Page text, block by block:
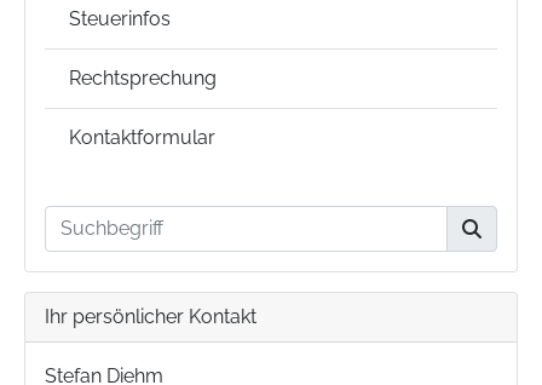
Steuerinfos
Rechtsprechung
Kontaktformular
Ihr persönlicher Kontakt
Stefan Diehm